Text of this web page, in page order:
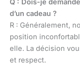
Q : Dois-je
d’un cadeau ?
R : Généralement,
position
elle. La décision
et respect.